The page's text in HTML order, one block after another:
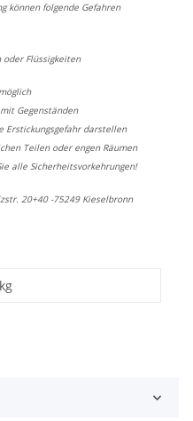
können folgende Gefahren
oder Flüssigkeiten
Gegenständen
Erstickungsgefahr darstellen
Teilen oder engen Räumen
alle Sicherheitsvorkehrungen!
20+40 -75249 Kieselbronn
kg